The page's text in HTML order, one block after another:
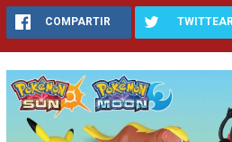
COMPARTIR TWITTEAR